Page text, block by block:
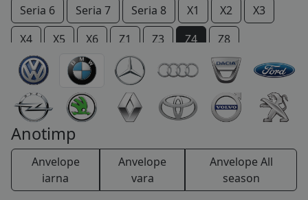
CONTACT
COS (
0 PRODUSE
Seria 6
Seria 7 Seria 8 X1 X2
X3
X4
X5 X6 Z1 Z3 Z4 Z8
Anotimp
Anvelope
iarna
Anvelope
vara
Anvelope All
season
205/55R16
225/50R16
225/45R17
245/40R17
255/40R17